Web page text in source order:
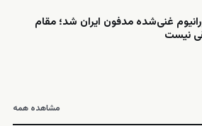
غنی‌شده مدفون ایران شد؛ مقام
نیست
مشاهده همه